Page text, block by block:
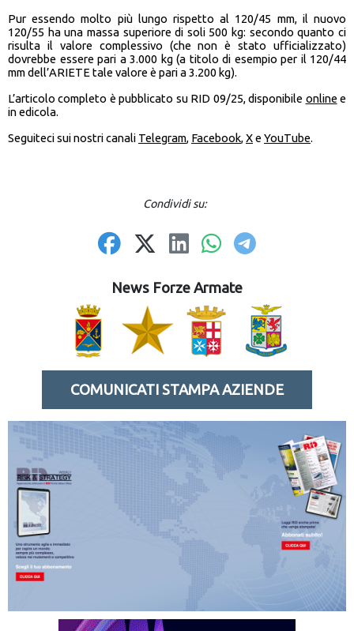
Pur essendo molto più lungo rispetto al 120/45 mm, il nuovo
120/55 ha una massa superiore di soli 500 kg: secondo quanto ci
risulta il valore complessivo (che non è stato ufficializzato)
dovrebbe essere pari a 3.000 kg (a titolo di esempio per il 120/44
mm dell’ARIETE tale valore è pari a 3.200 kg).
L’articolo completo è pubblicato su RID 09/25, disponibile online e
in edicola.
Seguiteci sui nostri canali Telegram, Facebook,Xe YouTube.
Condividi su:
News Forze Armate
COMUNICATI STAMPA AZIENDE